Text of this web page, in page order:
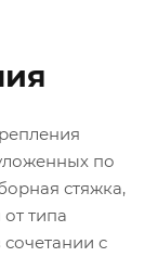
по
стяжка,
типа
с